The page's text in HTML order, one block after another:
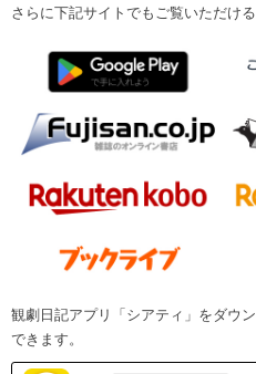
さらに下記サイトでもご覧いただけ
観劇日記アプリ「シアティ」をダウ
できます。